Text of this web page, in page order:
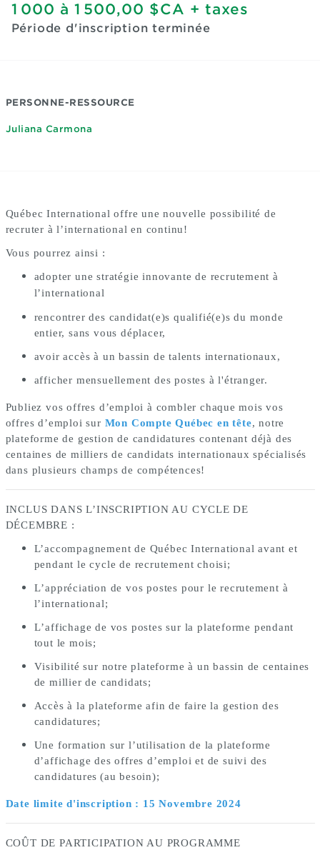
1 000 à 1 500,00 $CA + taxes
Période d'inscription terminée
PERSONNE-RESSOURCE
Juliana Carmona
Québec International offre une nouvelle possibilité de
recruter à l’international en continu!
Vous pourrez ainsi :
adopter une stratégie innovante de recrutement à
l’international
rencontrer des candidat(e)s qualifié(e)s du monde
entier, sans vous déplacer,
avoir accès à un bassin de talents internationaux,
afficher mensuellement des postes à l'étranger.
Publiez vos offres d’emploi à combler chaque mois vos
offres d’emploi sur Mon Compte Québec en tête, notre
plateforme de gestion de candidatures contenant déjà des
centaines de milliers de candidats internationaux spécialisés
dans plusieurs champs de compétences!
INCLUS DANS L’INSCRIPTION AU CYCLE DE
DÉCEMBRE :
L’accompagnement de Québec International avant et
pendant le cycle de recrutement choisi;
L’appréciation de vos postes pour le recrutement à
l’international;
L’affichage de vos postes sur la plateforme pendant
tout le mois;
Visibilité sur notre plateforme à un bassin de centaines
de millier de candidats;
Accès à la plateforme afin de faire la gestion des
candidatures;
Une formation sur l’utilisation de la plateforme
d’affichage des offres d’emploi et de suivi des
candidatures (au besoin);
Date limite d'inscription : 15 Novembre 2024
COÛT DE PARTICIPATION AU PROGRAMME